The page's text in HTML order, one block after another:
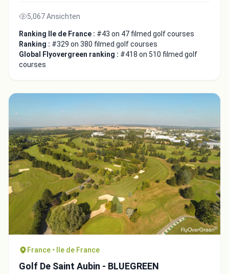
5,067 Ansichten
Ranking Ile de France : #43 on 47 filmed golf courses
Ranking : #329 on 380 filmed golf courses
Global Flyovergreen ranking : #418 on 510 filmed golf
courses
France • Ile de France
Golf De Saint Aubin - BLUEGREEN